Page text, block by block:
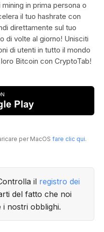
in prima persona o
il tuo hashrate con
direttamente sul tuo
di volte al giorno! Unisciti
di utenti in tutto il mondo
Bitcoin con CryptoTab!
per MacOS fare clic qui.
il registro dei
del fatto che noi
i nostri obblighi.